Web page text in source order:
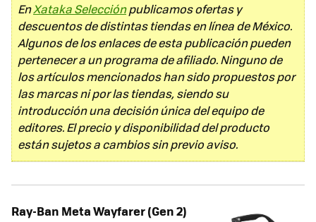
EnXataka Selecciónpublicamos ofertas y
descuentos de distintas tiendas en línea de México.
Algunos de los enlaces de esta publicación pueden
pertenecer a un programa de afiliado. Ninguno de
los artículos mencionados han sido propuestos por
las marcas ni por las tiendas, siendo su
introducción una decisión única del equipo de
editores. El precio y disponibilidad del producto
están sujetos a cambios sin previo aviso.
Ray-Ban Meta Wayfarer (Gen 2)